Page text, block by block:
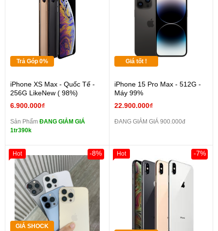
Trả Góp 0%
iPhone XS Max - Quốc Tế -
256G LikeNew ( 98%)
6.900.000₫
Sản Phẩm ĐANG GIẢM GIÁ
1tr390k
Giá tốt !
iPhone 15 Pro Max - 512G -
Máy 99%
22.900.000₫
ĐANG GIẢM GIÁ 900.000đ
GIÁ SHOCK
-8%
Hot -7%
Hot